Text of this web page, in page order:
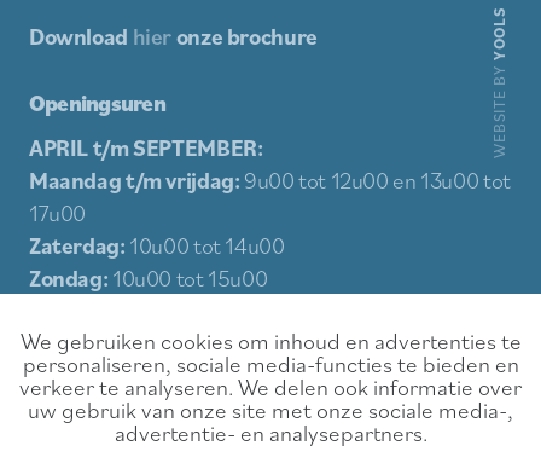
Download hieronze brochure
Openingsuren
APRIL t/m SEPTEMBER:
Maandag t/m vrijdag: 9u00 tot 12u00 en 13u00 tot
17u00
Zaterdag: 10u00 tot 14u00
Zondag: 10u00 tot 15u00
Sitemap
Beleven
Contact
WEBSITE BY
YOOLS
We gebruiken cookies om inhoud en advertenties te
personaliseren, sociale media-functies te bieden en
verkeer te analyseren. We delen ook informatie over
uw gebruik van onze site met onze sociale media-,
advertentie- en analysepartners.